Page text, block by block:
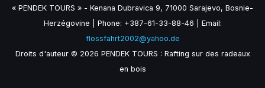
« PENDEK TOURS » - Kenana Dubravica 9, 71000 Sarajevo, Bosnie-
Herzégovine | Phone: +387-61-33-88-46 | Email:
flossfahrt2002@yahoo.de
Droits d'auteur © 2026 PENDEK TOURS : Rafting sur des radeaux
en bois